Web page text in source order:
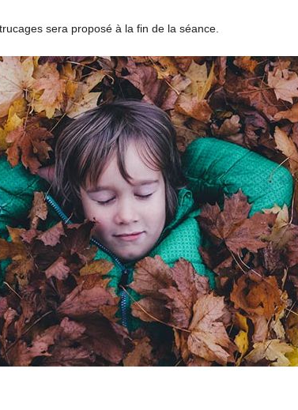
sera proposé à la fin de la séance.